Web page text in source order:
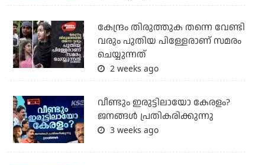
കേന്ദ്രം തിരുത്തുക തന്നെ വേണ്ടി
വരും പുതിയ പിള്ളേരാണ് സമരം
ചെയ്യുന്നത്
2 weeks ago
വീണ്ടും ഇരുട്ടിലായോ കേരളം?
ജനങ്ങൾ പ്രതികരിക്കുന്നു
3 weeks ago